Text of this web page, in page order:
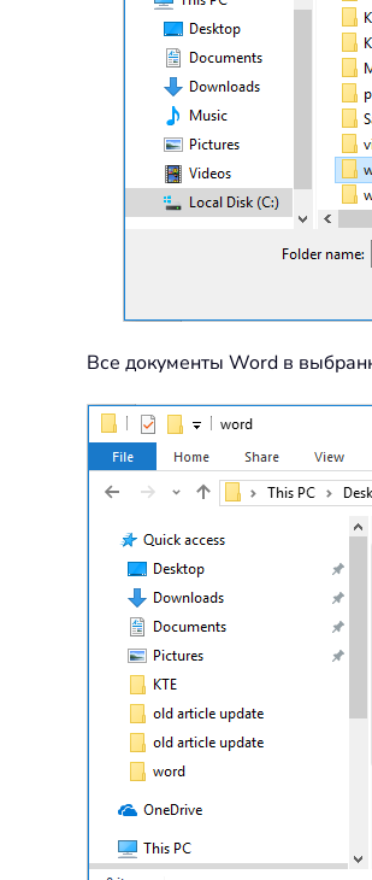
Все документы Word в